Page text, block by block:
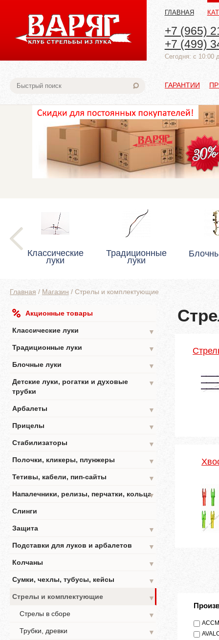
ГЛАВНАЯ
+7 (965)
+7 (499)
Cегодня: с 10:00
ГАРАНТИИ
Классические
луки
Традиционные
луки
Главная / Магазин / Стрелы и комплектующие
Акционные товары
Классические луки
▼
Традиционные луки
▼
Блочные луки
▼
Детские луки, рогатки и духовые
трубки
▼
Арбалеты
▼
Прицелы
▼
Стабилизаторы
▼
Полочки, кликеры, плунжеры
▼
Тетивы, кабели, пип-сайты
▼
Напалечники, релизы, перчатки, кольца▼
Слинги
Защита
▼
Подставки для луков и арбалетов
▼
Колчаны
▼
Сумки, чехлы, тубусы, кейсы
▼
Стрелы и комплектующие
▼
Стрелы в сборе
▼
Трубки, древки
▼